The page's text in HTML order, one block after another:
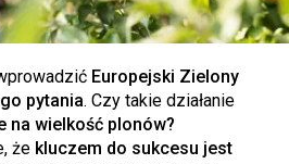
Europejski Zielony
pytania. Czy takie działanie
na wielkość plonów?
że kluczem do sukcesu jest